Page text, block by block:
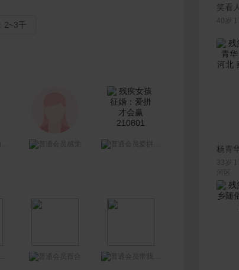
2~3千
感觉 爱拼才会赢210801
百合 带我到幸福地方
笑看
40岁
杨青
33岁
河区